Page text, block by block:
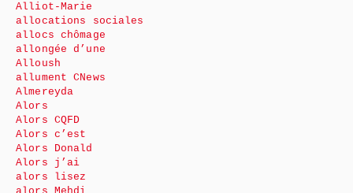
Alliot-Marie
allocations sociales
allocs chômage
allongée d’une
Alloush
allument CNews
Almereyda
Alors
Alors CQFD
Alors c’est
Alors Donald
Alors j’ai
alors lisez